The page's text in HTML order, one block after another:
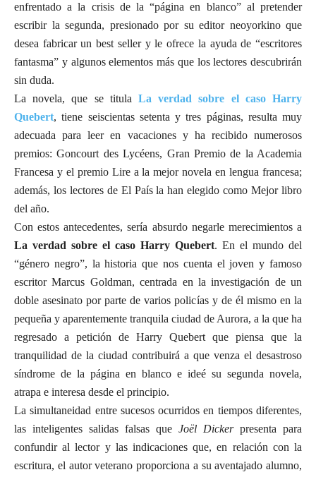
enfrentado a la crisis de la “página en blanco” al pretender
escribir la segunda, presionado por su editor neoyorkino que
desea fabricar un best seller y le ofrece la ayuda de “escritores
fantasma” y algunos elementos más que los lectores descubrirán
sin duda.
La novela, que se titula La verdad sobre el caso Harry
Quebert, tiene seiscientas setenta y tres páginas, resulta muy
adecuada para leer en vacaciones y ha recibido numerosos
premios: Goncourt des Lycéens, Gran Premio de la Academia
Francesa y el premio Lire a la mejor novela en lengua francesa;
además, los lectores de El País la han elegido como Mejor libro
del año.
Con estos antecedentes, sería absurdo negarle merecimientos a
La verdad sobre el caso Harry Quebert. En el mundo del
“género negro”, la historia que nos cuenta el joven y famoso
escritor Marcus Goldman, centrada en la investigación de un
doble asesinato por parte de varios policías y de él mismo en la
pequeña y aparentemente tranquila ciudad de Aurora, a la que ha
regresado a petición de Harry Quebert que piensa que la
tranquilidad de la ciudad contribuirá a que venza el desastroso
síndrome de la página en blanco e ideé su segunda novela,
atrapa e interesa desde el principio.
La simultaneidad entre sucesos ocurridos en tiempos diferentes,
las inteligentes salidas falsas que Joël Dicker presenta para
confundir al lector y las indicaciones que, en relación con la
escritura, el autor veterano proporciona a su aventajado alumno,